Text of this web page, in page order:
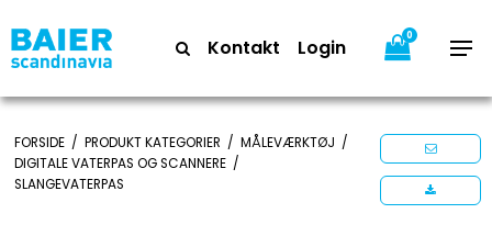
Kontakt Login 0
FORSIDE / PRODUKT KATEGORIER / MÅLEVÆRKTØJ /
DIGITALE VATERPAS OG SCANNERE /
SLANGEVATERPAS